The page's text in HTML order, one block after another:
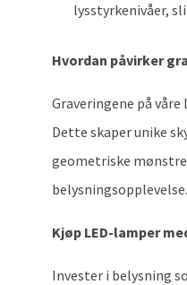
lysstyrkenivåer,
Hvordan påvirker
Graveringene på
Dette skaper unike
geometriske
belysningsopplevelse.
Kjøp LED-lamper
Invester i belysning